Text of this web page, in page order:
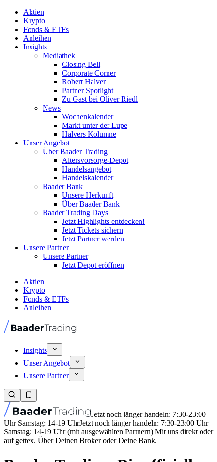
Aktien
Krypto
Fonds & ETFs
Anleihen
Insights
Mediathek
Closing Bell
Corporate Corner
Robert Halver
Partner Spotlight
Zu Gast bei Oliver Riedl
News
Wochenkalender
Markt unter der Lupe
Halvers Kolumne
Unser Angebot
Über Baader Trading
Altersvorsorge-Depot
Handelsangebot
Handelskalender
Baader Bank
Unsere Herkunft
Über Baader Bank
Baader Trading Days
Jetzt Highlights entdecken!
Jetzt Tickets sichern
Jetzt Partner werden
Unsere Partner
Unsere Partner
Jetzt Depot eröffnen
Aktien
Krypto
Fonds & ETFs
Anleihen
Insights
Unser Angebot
Unsere Partner
Jetzt noch länger handeln: 7:30-23:00
Uhr Samstag: 14-19 UhrJetzt noch länger handeln: 7:30-23:00 Uhr
Samstag: 14-19 Uhr (mit ausgewählten Partnern) Mit uns direkt oder
auf gettex. Über Deinen Broker oder Deine Bank.